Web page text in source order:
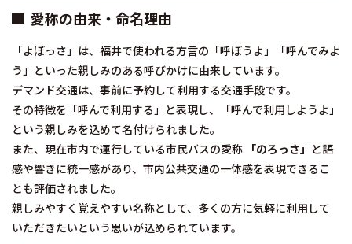
愛称の由来・命名理由
「よぼっさ」は、福井で使われる方言の「呼ぼうよ」「呼んでみよ
う」といった親しみのある呼びかけに由来しています。
デマンド交通は、事前に予約して利用する交通手段です。
その特徴を「呼んで利用する」と表現し、「呼んで利用しようよ」
という親しみを込めて名付けられました。
また、現在市内で運行している市民バスの愛称 「のろっさ」 と語
感や響きに統一感があり、市内公共交通の一体感を表現できるこ
とも評価されました。
親しみやすく覚えやすい名称として、多くの方に気軽に利用して
いただきたいという思いが込められています。